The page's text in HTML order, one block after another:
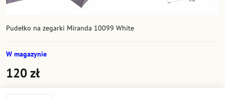
Pudełko na zegarki Miranda 10099 White
W magazynie
120 zł